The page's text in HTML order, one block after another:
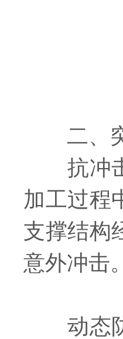
二、​​突
抗冲击
加工过程
支撑结构
意外冲击。
动态防